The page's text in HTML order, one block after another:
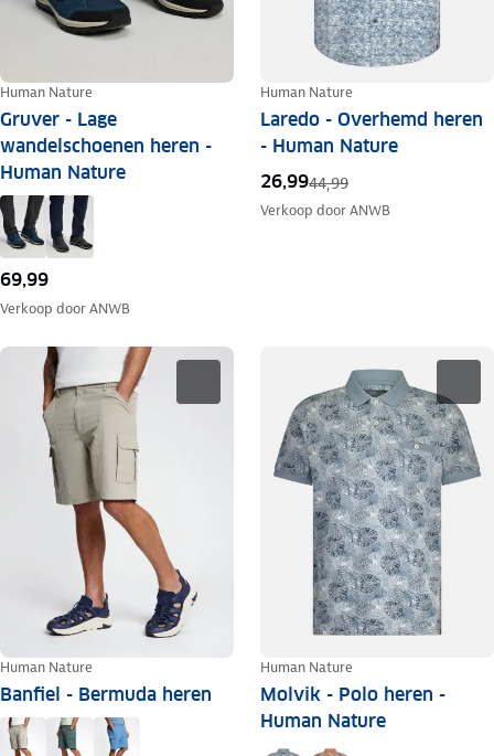
Human Nature
Gruver - Lage
wandelschoenen heren -
Human Nature
69,99
Verkoop doorANWB
Human Nature
Laredo - Overhemd heren
- Human Nature
26,9944,99
Verkoop doorANWB
Human Nature
Banfiel - Bermuda heren
Human Nature
Molvik - Polo heren -
Human Nature